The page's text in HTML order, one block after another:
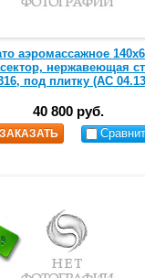
аэромассажное
нержавеющая
под плитку (АС
40 800 руб.
ЗАКАЗАТЬ